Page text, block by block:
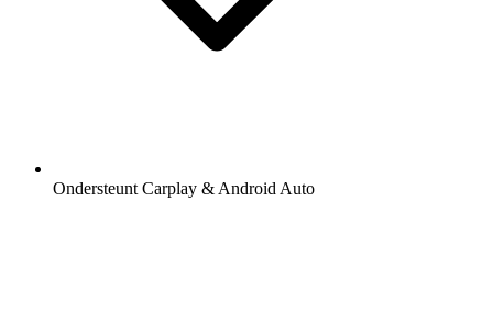
Ondersteunt Carplay & Android Auto